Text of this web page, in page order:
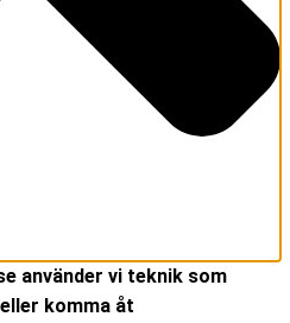
använder vi teknik som
komma åt